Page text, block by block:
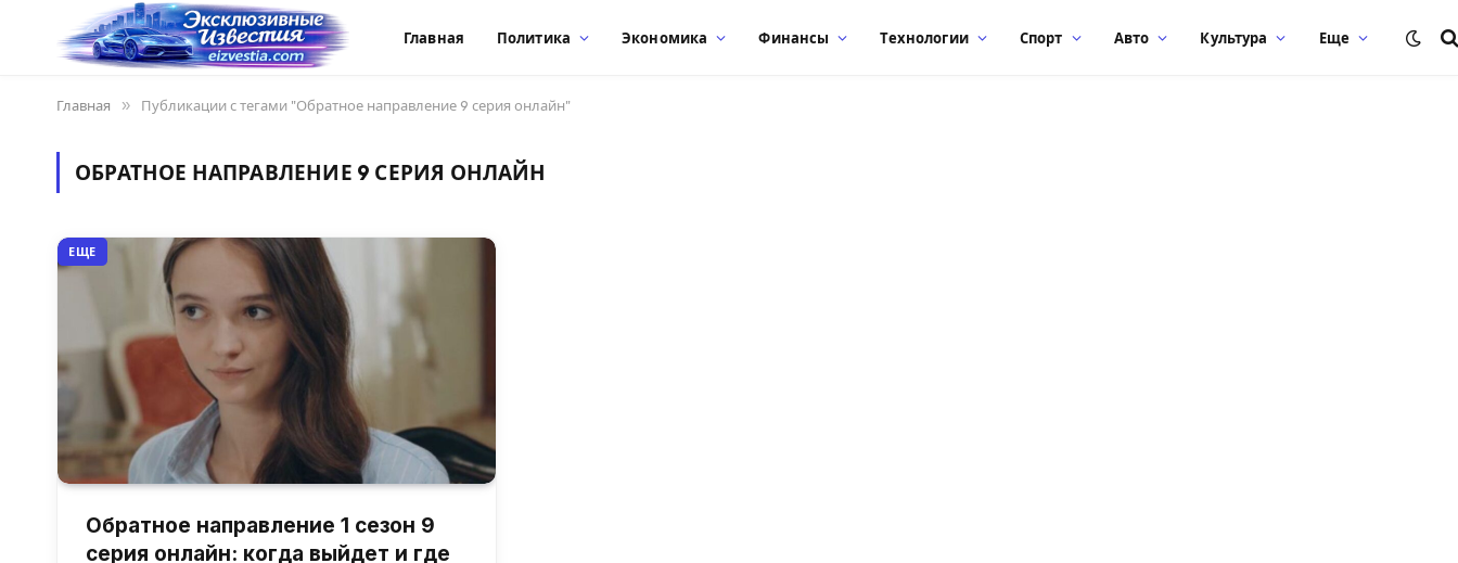
Главная Политика Экономика Финансы Технологии Спорт Авто Культура Еще
Главная » Публикации с тегами "Обратное направление 9 серия онлайн"
ОБРАТНОЕ НАПРАВЛЕНИЕ 9 СЕРИЯ ОНЛАЙН
ЕЩЕ
Обратное направление 1 сезон 9
серия онлайн: когда выйдет и где